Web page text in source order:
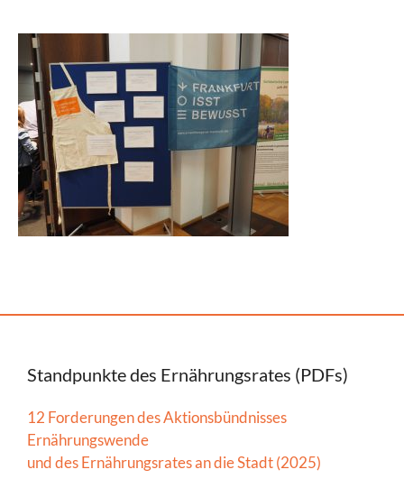
Standpunkte des Ernährungsrates (PDFs)
12 Forderungen des Aktionsbündnisses
Ernährungswende
und des Ernährungsrates an die Stadt (2025)